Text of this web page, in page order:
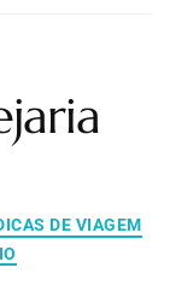
DE VIAGEM